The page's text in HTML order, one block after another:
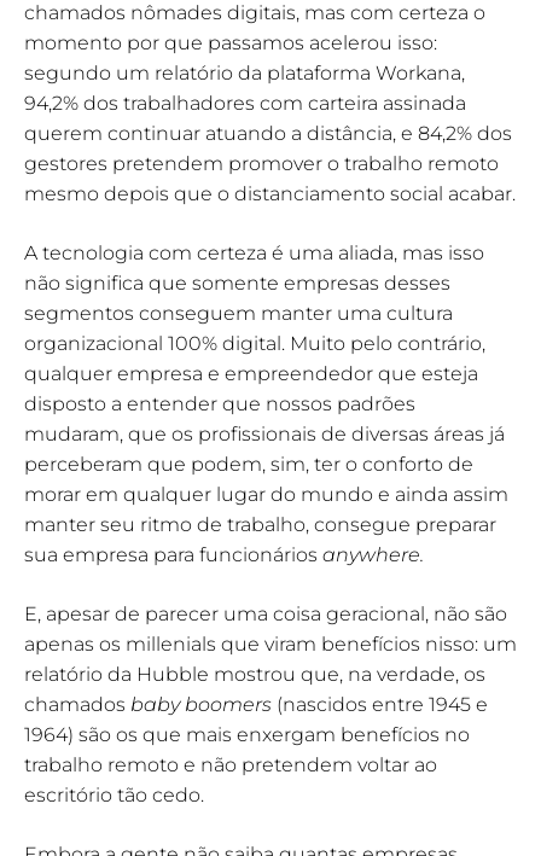
chamados nômades digitais, mas com certeza o
momento por que passamos acelerou isso:
segundo um relatório da plataforma Workana,
94,2% dos trabalhadores com carteira assinada
querem continuar atuando a distância, e 84,2% dos
gestores pretendem promover o trabalho remoto
mesmo depois que o distanciamento social acabar.
A tecnologia com certeza é uma aliada, mas isso
não significa que somente empresas desses
segmentos conseguem manter uma cultura
organizacional 100% digital. Muito pelo contrário,
qualquer empresa e empreendedor que esteja
disposto a entender que nossos padrões
mudaram, que os profissionais de diversas áreas já
perceberam que podem, sim, ter o conforto de
morar em qualquer lugar do mundo e ainda assim
manter seu ritmo de trabalho, consegue preparar
sua empresa para funcionários anywhere.
E, apesar de parecer uma coisa geracional, não são
apenas os millenials que viram benefícios nisso: um
relatório da Hubble mostrou que, na verdade, os
chamados baby boomers (nascidos entre 1945 e
1964) são os que mais enxergam benefícios no
trabalho remoto e não pretendem voltar ao
escritório tão cedo.